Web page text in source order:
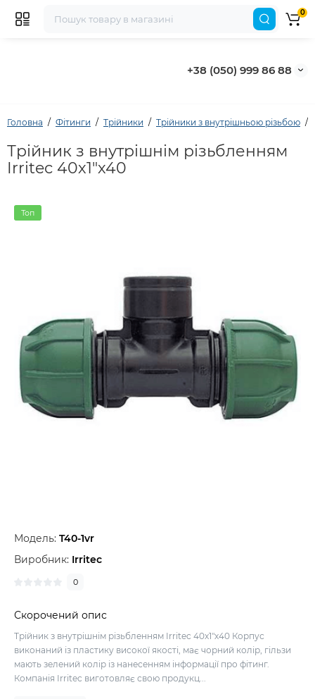
+38 (050) 999 86 88
0
Головна Фітинги Трійники Трійники з внутрішньою різьбою
Трійник з внутрішнім різьбленням
Irritec 40х1"х40
Топ
Модель: T40-1vr
Виробник: Irritec
0
Скорочений опис
Трійник з внутрішнім різьбленням Irritec 40х1"х40 Корпус
виконаний із пластику високої якості, має чорний колір, гільзи
мають зелений колір із нанесенням інформації про фітинг.
Компанія Irritec виготовляє свою продукц...